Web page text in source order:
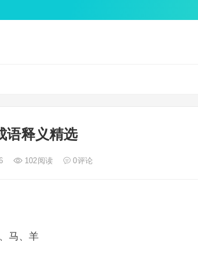
语释义精选
102阅读 0评论
马、羊